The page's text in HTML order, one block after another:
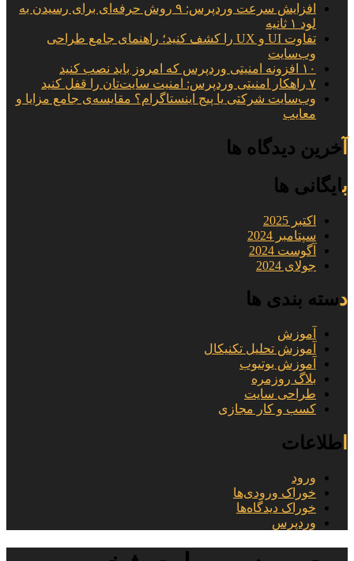
افزایش سرعت وردپرس: ۹ روش حرفه‌ای برای رسیدن به
لود ۱ ثانیه
تفاوت UI و UX را کشف کنید؛ راهنمای جامع طراحی
وب‌سایت
۱۰ افزونه امنیتی وردپرس که امروز باید نصب کنید
۷ راهکار امنیتی وردپرس: امنیت سایت‌تان را قفل کنید
وب‌سایت شرکتی یا پیج اینستاگرام؟ مقایسه‌ی جامع مزایا و
معایب
آخرین دیدگاه ها
بایگانی ها
اکتبر 2025
سپتامبر 2024
آگوست 2024
جولای 2024
دسته بندی ها
آموزش
آموزش تحلیل تکنیکال
آموزش یوتیوب
بلاگ روزمره
طراحی سایت
کسب و کار مجازی
اطلاعات
ورود
خوراک ورودی‌ها
خوراک دیدگاه‌ها
وردپرس